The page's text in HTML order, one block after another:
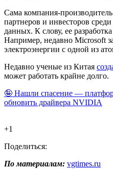
Сама компания-
партнеров и инвесторов
данных. К слову, ее
Например, недавно Microsoft
электроэнергии с одной из
Недавно ученые из Китая
может работать крайне долго.
🤪 Нашли спасение —
обновить драйвера NVIDIA
+1
Поделиться:
По материалам: vgtimes.ru